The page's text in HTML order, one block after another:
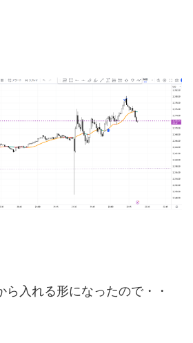
ら入れる形になったので・・